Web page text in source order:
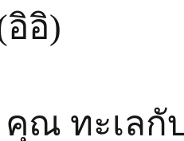
อิ)
ณ ทะเลกั